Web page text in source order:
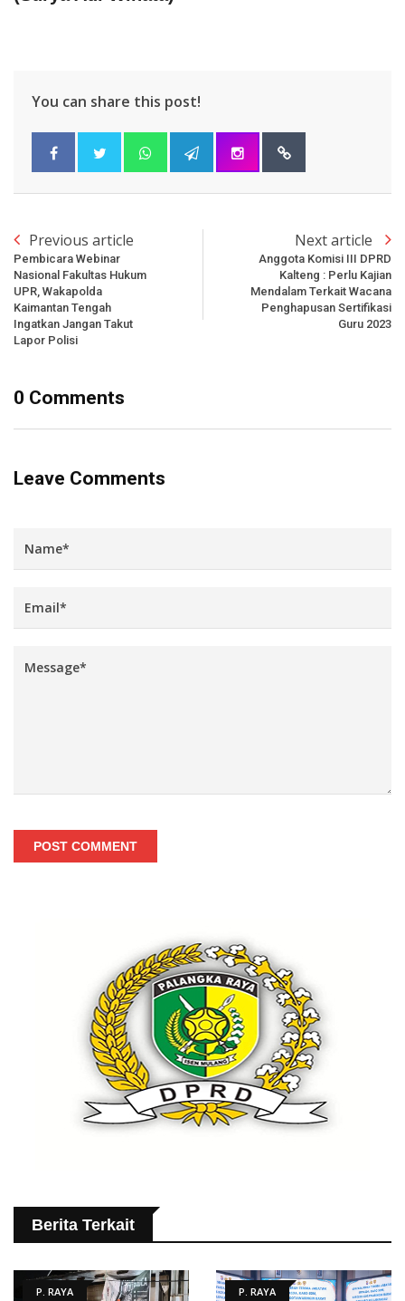
You can share this post!
Previous article
Pembicara Webinar
Nasional Fakultas Hukum
UPR, Wakapolda
Kaimantan Tengah
Ingatkan Jangan Takut
Lapor Polisi
Next article
Anggota Komisi III DPRD
Kalteng : Perlu Kajian
Mendalam Terkait Wacana
Penghapusan Sertifikasi
Guru 2023
0 Comments
Leave Comments
POST COMMENT
Berita Terkait
P. RAYA P. RAYA